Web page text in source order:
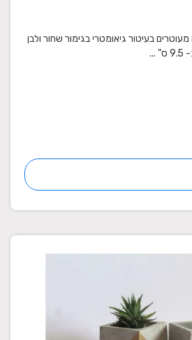
בעיטור גיאומטרי בגימור שחור ולבן